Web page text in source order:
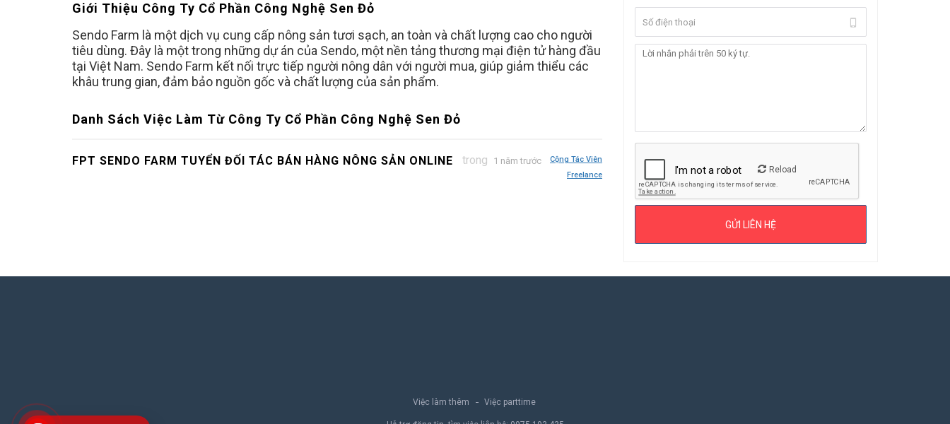
Giới Thiệu Công Ty Cổ Phần Công Nghệ Sen Đỏ
Sendo Farm là một dịch vụ cung cấp nông sản tươi sạch, an toàn và chất lượng cao cho người
tiêu dùng. Đây là một trong những dự án của Sendo, một nền tảng thương mại điện tử hàng đầu
tại Việt Nam. Sendo Farm kết nối trực tiếp người nông dân với người mua, giúp giảm thiểu các
khâu trung gian, đảm bảo nguồn gốc và chất lượng của sản phẩm.
Danh Sách Việc Làm Từ Công Ty Cổ Phần Công Nghệ Sen Đỏ
FPT SENDO FARM TUYỂN ĐỐI TÁC BÁN HÀNG NÔNG SẢN ONLINE trong 1 năm trước
Cộng Tác Viên
Freelance
Reload
Việc làm thêm Việc parttime